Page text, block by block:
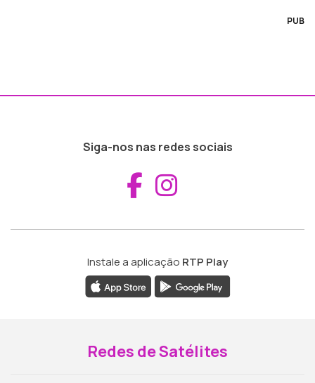
PUB
Siga-nos nas redes sociais
Aceder ao
Instale a aplicação RTP Play
Redes de Satélites